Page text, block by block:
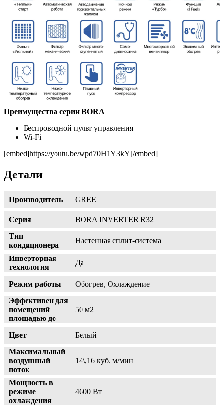
Преимущества серии BORA
Беспроводной пульт управления
Wi-Fi
[embed]https://youtu.be/wpd70H1Y3kY[/embed]
Детали
Производитель GREE
Серия
BORA INVERTER R32
Тип
кондиционера
Настенная сплит-система
Инверторная
технология
Да
Режим работы
Обогрев, Охлаждение
Эффективен для
помещений
площадью до
50 м2
Цвет
Белый
Максимальный
воздушный
поток
14\,16 куб. м/мин
Мощность в
режиме
охлаждения
4600 Вт